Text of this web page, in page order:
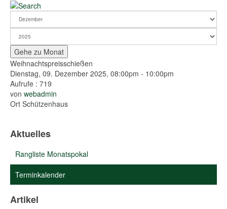
Gehe zu Monat
Weihnachtspreisschießen
Dienstag, 09. Dezember 2025, 08:00pm - 10:00pm
Aufrufe : 719
von webadmin
Ort Schützenhaus
Aktuelles
Rangliste Monatspokal
Terminkalender
Artikel